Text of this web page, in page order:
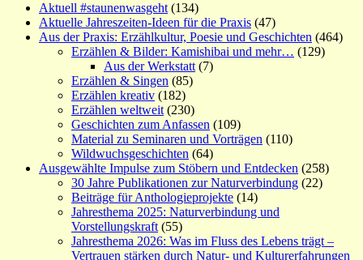
Aktuell #staunenwasgeht (134)
Aktuelle Jahreszeiten-Ideen für die Praxis (47)
Aus der Praxis: Erzählkultur, Poesie und Geschichten (464)
Erzählen & Bilder: Kamishibai und mehr… (129)
Aus der Werkstatt (7)
Erzählen & Singen (85)
Erzählen kreativ (182)
Erzählen weltweit (230)
Geschichten zum Anfassen (109)
Material zu Seminaren und Vorträgen (110)
Wildwuchsgeschichten (64)
Ausgewählte Impulse zum Stöbern und Entdecken (258)
30 Jahre Publikationen zur Naturverbindung (22)
Beiträge für Anthologieprojekte (14)
Jahresthema 2025: Naturverbindung und
Vorstellungskraft (55)
Jahresthema 2026: Was im Fluss des Lebens trägt –
Vertrauen stärken durch Natur- und Kulturerfahrungen